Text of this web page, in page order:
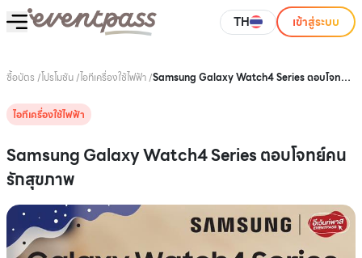
TH เข้าสู่ระบบ
ซื้อบัตร /โปรโมชัน/ไอทีเครื่องใช้ไฟฟ้า/Samsung Galaxy Watch4 Series ตอบโจทย์
ไอทีเครื่องใช้ไฟฟ้า
Samsung Galaxy Watch4 Series ตอบโจทย์คน
รักสุขภาพ